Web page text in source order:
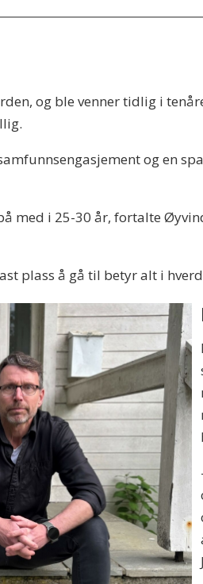
og ble venner tidlig i
og en
med i 25-30 år, fortalte
plass å gå til betyr alt i